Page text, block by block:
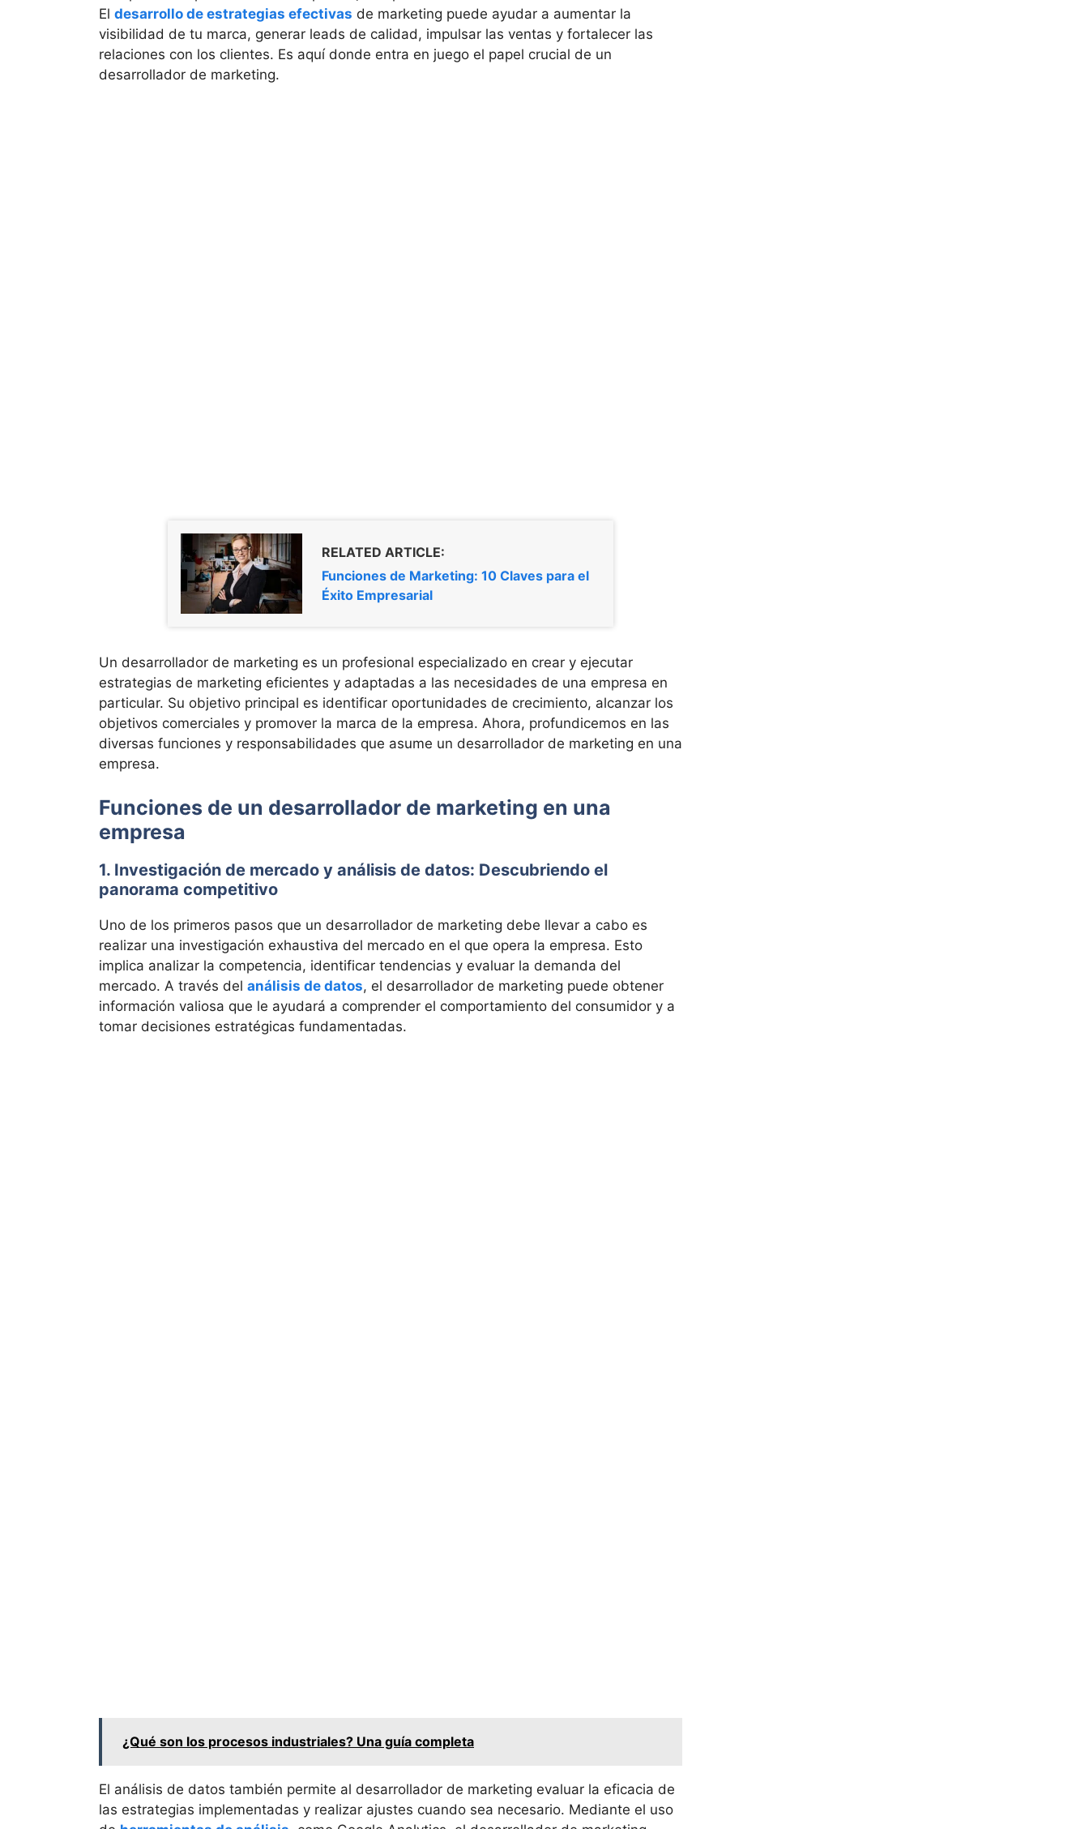
El desarrollo de estrategias efectivas de marketing puede ayudar a aumentar la
visibilidad de tu marca, generar leads de calidad, impulsar las ventas y fortalecer las
relaciones con los clientes. Es aquí donde entra en juego el papel crucial de un
desarrollador de marketing.
RELATED ARTICLE:
Funciones de Marketing: 10 Claves para el
Éxito Empresarial
Un desarrollador de marketing es un profesional especializado en crear y ejecutar
estrategias de marketing eficientes y adaptadas a las necesidades de una empresa en
particular. Su objetivo principal es identificar oportunidades de crecimiento, alcanzar los
objetivos comerciales y promover la marca de la empresa. Ahora, profundicemos en las
diversas funciones y responsabilidades que asume un desarrollador de marketing en una
empresa.
Funciones de un desarrollador de marketing en una
empresa
1. Investigación de mercado y análisis de datos: Descubriendo el
panorama competitivo
Uno de los primeros pasos que un desarrollador de marketing debe llevar a cabo es
realizar una investigación exhaustiva del mercado en el que opera la empresa. Esto
implica analizar la competencia, identificar tendencias y evaluar la demanda del
mercado. A través del análisis de datos, el desarrollador de marketing puede obtener
información valiosa que le ayudará a comprender el comportamiento del consumidor y a
tomar decisiones estratégicas fundamentadas.
¿Qué son los procesos industriales? Una guía completa
El análisis de datos también permite al desarrollador de marketing evaluar la eficacia de
las estrategias implementadas y realizar ajustes cuando sea necesario. Mediante el uso